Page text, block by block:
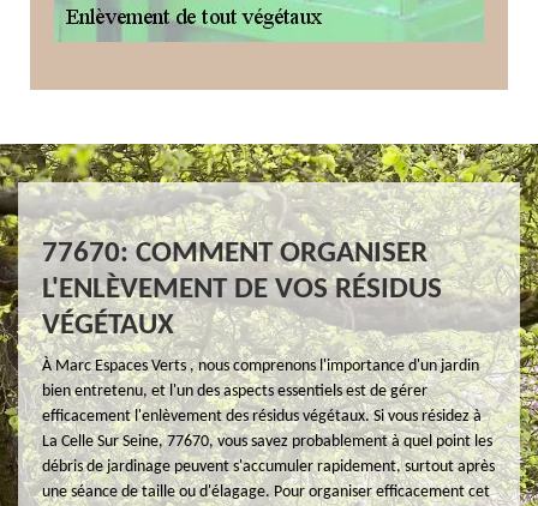
77670: COMMENT ORGANISER
L'ENLÈVEMENT DE VOS RÉSIDUS
VÉGÉTAUX
À Marc Espaces Verts , nous comprenons l'importance d'un jardin
bien entretenu, et l'un des aspects essentiels est de gérer
efficacement l'enlèvement des résidus végétaux. Si vous résidez à
La Celle Sur Seine, 77670, vous savez probablement à quel point les
débris de jardinage peuvent s'accumuler rapidement, surtout après
une séance de taille ou d'élagage. Pour organiser efficacement cet